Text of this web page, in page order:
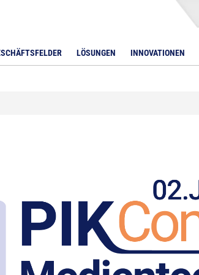
LÖSUNGEN INNOVATIONEN
Iiyama Displays
Legamaster Displays
NEC Displays